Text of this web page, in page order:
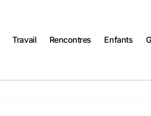
Travail Rencontres Enfants